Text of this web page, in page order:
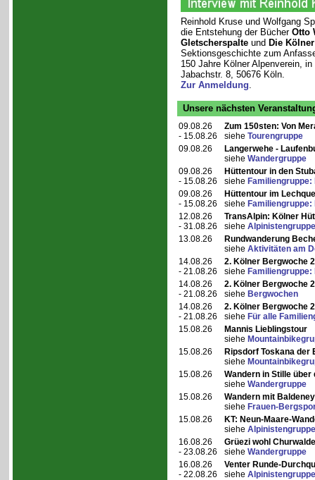
Reinhold Kruse und Wolfgang
die Entstehung der Bücher Otto
Gletscherspalteund Die
Sektionsgeschichte zum
150 Jahre Kölner Alpenverein,
Jabachstr. 8, 50676 Köln.
Zur Anmeldung.
Unsere nächsten
09.08.26
- 15.08.26
Zum 150sten: Von
siehe Tourengruppe
09.08.26
Langerwehe -
siehe Wandergruppe
09.08.26
- 15.08.26
Hüttentour in den
siehe
09.08.26
- 15.08.26
Hüttentour im
siehe Familiengruppe:
12.08.26
- 31.08.26
TransAlpin: Kölner
siehe Alpinistengruppe
13.08.26
Rundwanderung
siehe Aktivitäten am
14.08.26
- 21.08.26
2. Kölner Bergwoche
siehe Familiengruppe:
14.08.26
- 21.08.26
2. Kölner Bergwoche
siehe Bergwochen
14.08.26
- 21.08.26
2. Kölner Bergwoche
siehe Für alle
15.08.26
Mannis Lieblingstour
siehe
15.08.26
Ripsdorf Toskana der
siehe
15.08.26
Wandern in Stille über
siehe Wandergruppe
15.08.26
Wandern mit
siehe Frauen-
15.08.26
KT: Neun-Maare-
siehe Alpinistengruppe
16.08.26
- 23.08.26
Grüezi wohl
siehe Wandergruppe
16.08.26
- 22.08.26
Venter Runde-
siehe Alpinistengruppe